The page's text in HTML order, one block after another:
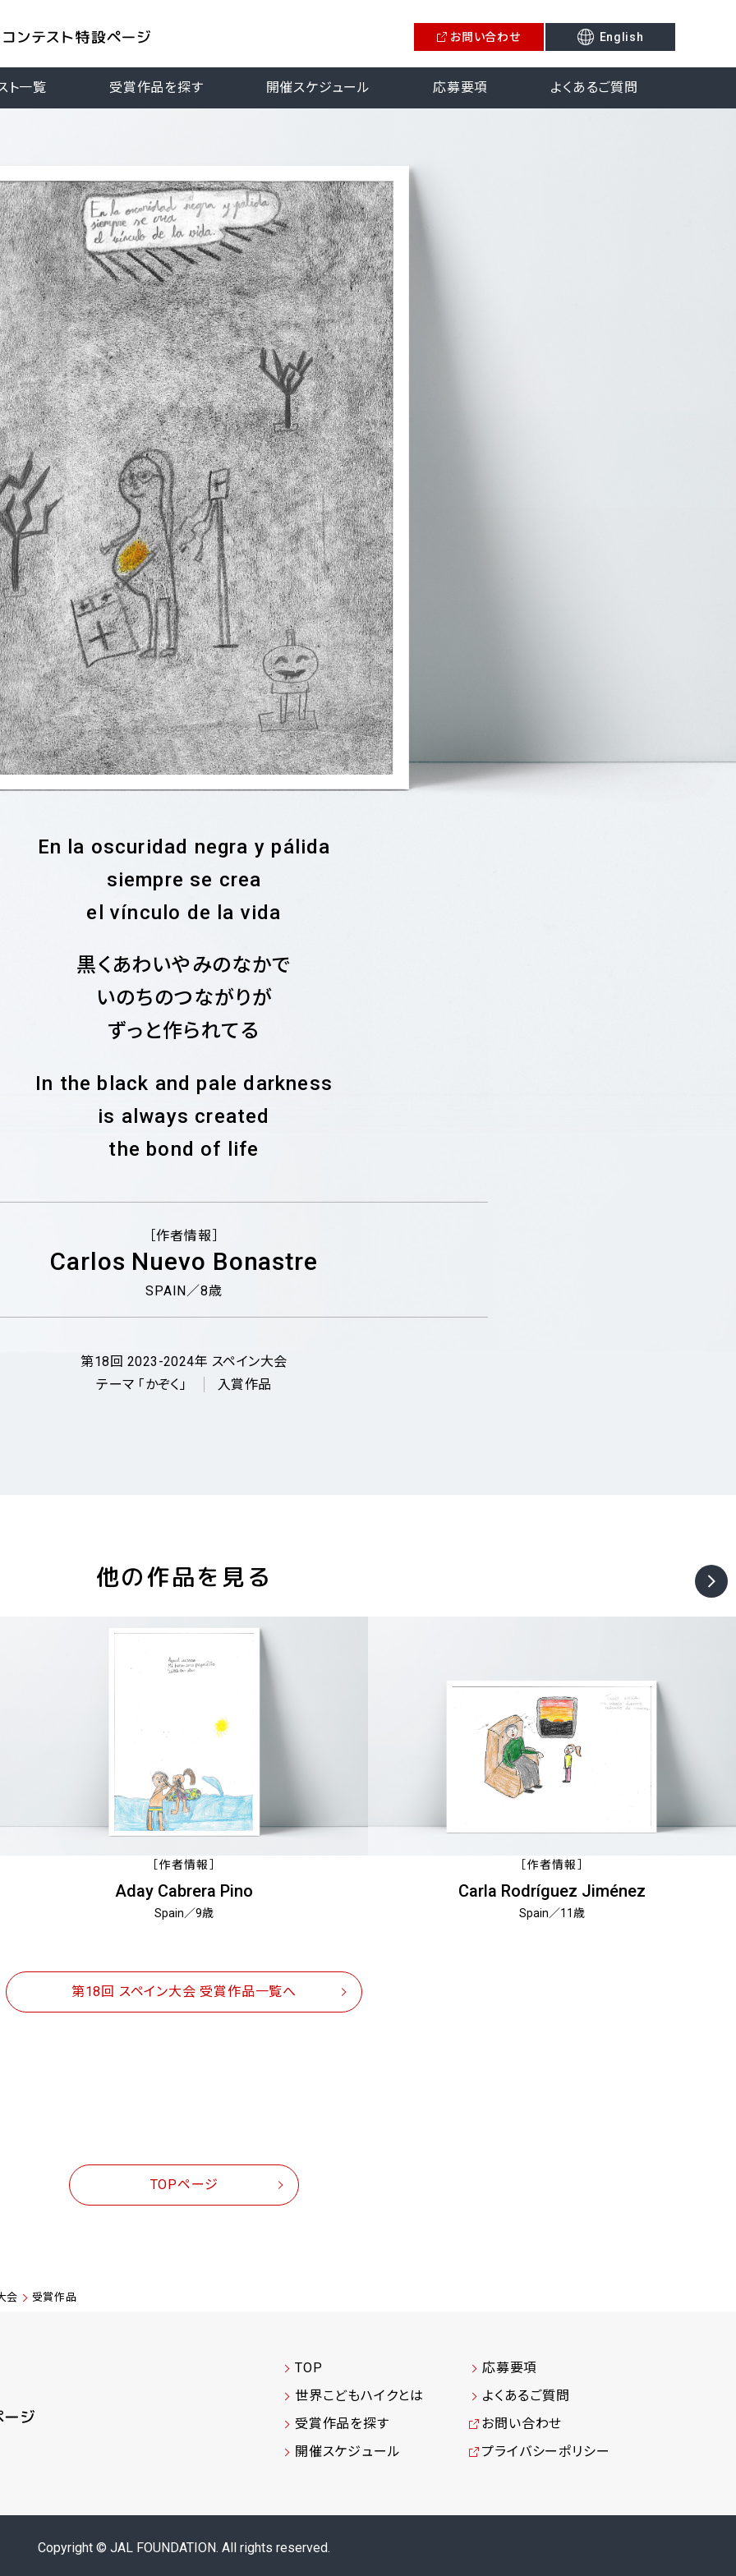
お問い合わせ English
ト一覧 受賞作品を探す 開催スケジュール 応募要項 よくあるご質問
En la oscuridad negra y pálida
siempre se crea
el vínculo de la vida
黒くあわいやみのなかで
いのちのつながりが
ずっと作られてる
In the black and pale darkness
is always created
the bond of life
［作者情報］
Carlos Nuevo Bonastre
SPAIN／8歳
第18回 2023-2024年 スペイン大会
テーマ 「かぞく」
入賞作品
他の作品を見る
［作者情報］
Aday Cabrera Pino
Spain／9歳
［作者情報］
Carla Rodríguez Jiménez
Spain／11歳
第18回 スペイン大会 受賞作品一覧へ
TOPページ
会 受賞作品
TOP
世界こどもハイクとは
受賞作品を探す
開催スケジュール
応募要項
よくあるご質問
お問い合わせ
プライバシーポリシー
Copyright © JAL FOUNDATION. All rights reserved.